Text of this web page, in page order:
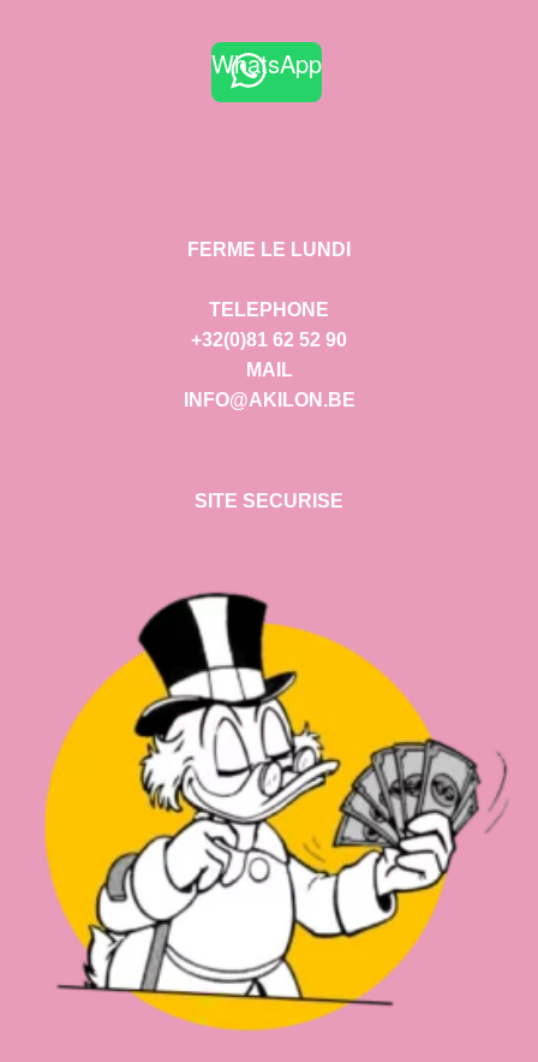
WhatsApp
FERME LE LUNDI
TELEPHONE
+32(0)81 62 52 90
MAIL
INFO@AKILON.BE
SITE SECURISE